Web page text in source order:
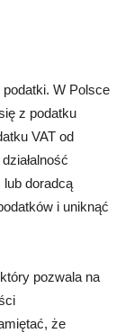
podatki. W Polsce
z podatku
VAT od
doradcą
i uniknąć
pozwala na
że